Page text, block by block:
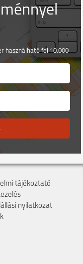
használható fel 10.000
tájékoztató
nyilatkozat